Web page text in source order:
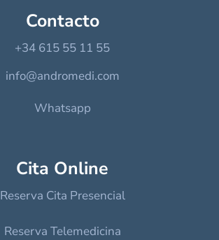
Contacto
+34 615 55 11 55
info@andromedi.com
Whatsapp
Cita Online
Reserva Cita Presencial
Reserva Telemedicina